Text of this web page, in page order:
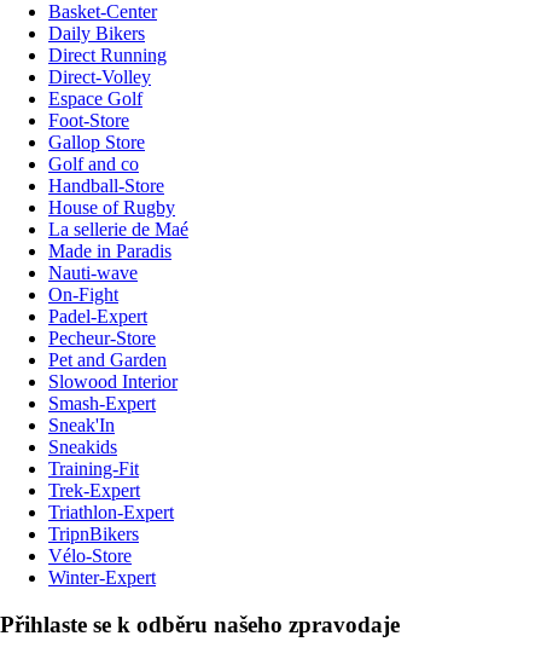
Basket-Center
Daily Bikers
Direct Running
Direct-Volley
Espace Golf
Foot-Store
Gallop Store
Golf and co
Handball-Store
House of Rugby
La sellerie de Maé
Made in Paradis
Nauti-wave
On-Fight
Padel-Expert
Pecheur-Store
Pet and Garden
Slowood Interior
Smash-Expert
Sneak'In
Sneakids
Training-Fit
Trek-Expert
Triathlon-Expert
TripnBikers
Vélo-Store
Winter-Expert
Přihlaste se k odběru našeho zpravodaje